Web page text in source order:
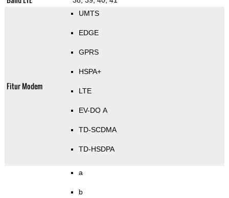
Fitur Modem
UMTS
EDGE
GPRS
HSPA+
LTE
EV-DO A
TD-SCDMA
TD-HSDPA
a
b